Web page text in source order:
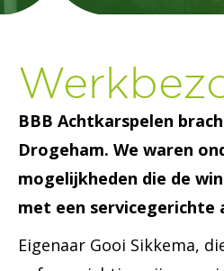
BBB Achtkarspelen
Drogeham. We waren
mogelijkheden die de
met een servicegerichte
Eigenaar Gooi Sikkema,